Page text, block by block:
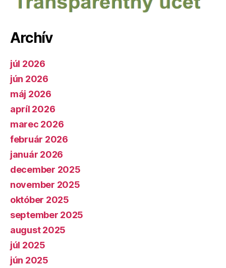
Archív
júl 2026
jún 2026
máj 2026
apríl 2026
marec 2026
február 2026
január 2026
december 2025
november 2025
október 2025
september 2025
august 2025
júl 2025
jún 2025